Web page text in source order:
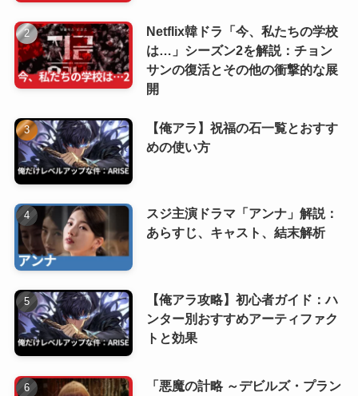
Netflix韓ドラ「今、私たちの学校
は…」シーズン2を解説：チョン
サンの復活とその他の衝撃的な展
開
【俺アラ】祝福の石一覧とおすす
めの使い方
スジ主演ドラマ「アンナ」解説：
あらすじ、キャスト、結末解析
【俺アラ攻略】初心者ガイド：ハ
ンター別おすすめアーティファク
トと効果
「悪魔の計略 ～デビルズ・プラン